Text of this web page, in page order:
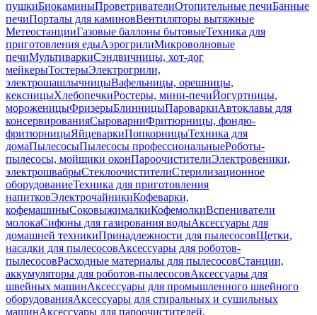
пушкиБиокаминыПроветривателиОтопительные печиБанные
печиПорталы для каминовВентиляторы вытяжные
МетеостанцииГазовые баллоны бытовыеТехника для
приготовления едыАэрогрилиМикроволновые
печиМультиваркиСэндвичницы, хот-дог
мейкерыТостерыЭлектрогрили,
электрошашлычницыВафельницы, орешницы,
кексницыХлебопечкиРостеры, мини-печиЙогуртницы,
мороженицыФризерыБлинницыПароваркиАвтоклавы для
консервированияСыроварниФритюрницы, фондю-
фритюрницыЯйцеваркиПопкорницыТехника для
домаПылесосыПылесосы профессиональныеРоботы-
пылесосы, мойщики оконПароочистителиЭлектровеники,
электрошвабрыСтеклоочистителиСтерилизационное
оборудованиеТехника для приготовления
напитковЭлектрочайникиКофеварки,
кофемашиныСоковыжималкиКофемолкиВспениватели
молокаСифоны для газирования водыАксессуары для
домашней техникиПринадлежности для пылесосовЩетки,
насадки для пылесосовАксессуары для роботов-
пылесосовРасходные материалы для пылесосовСтанции,
аккумуляторы для роботов-пылесосовАксессуары для
швейных машинАксессуары для промышленного швейного
оборудованияАксессуары для стиральных и сушильных
машинАксессуары для пароочистителей,